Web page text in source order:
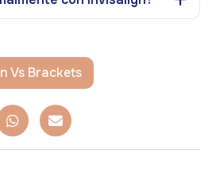
Vs Brackets